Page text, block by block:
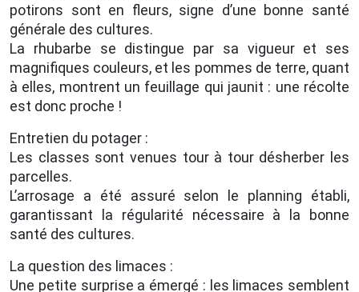
potirons sont en fleurs, signe d’une bonne santé
générale des cultures.
La rhubarbe se distingue par sa vigueur et ses
magnifiques couleurs, et les pommes de terre, quant
à elles, montrent un feuillage qui jaunit : une récolte
est donc proche !
Entretien du potager :
Les classes sont venues tour à tour désherber les
parcelles.
L’arrosage a été assuré selon le planning établi,
garantissant la régularité nécessaire à la bonne
santé des cultures.
La question des limaces :
Une petite surprise a émergé : les limaces semblent